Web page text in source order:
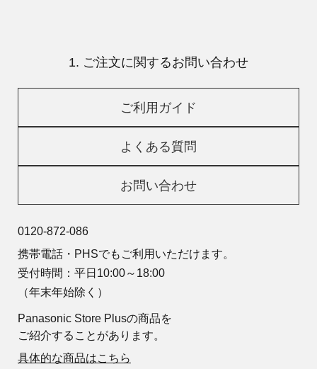
1. ご注文に関するお問い合わせ
ご利用ガイド
よくある質問
お問い合わせ
0120-872-086
携帯電話・PHSでもご利用いただけます。
受付時間：平日10:00～18:00
（年末年始除く）
Panasonic Store Plusの商品を
ご紹介することがあります。
具体的な商品はこちら